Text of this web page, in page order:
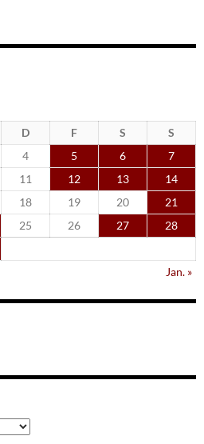
D F S
S
4 5 6
7
11 12 13
14
18 19 20
21
25 26 27
28
Jan. »